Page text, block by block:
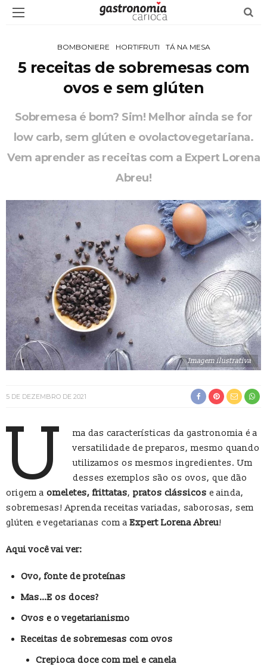
BOMBONIERE HORTIFRUTI TÁ NA MESA
5 receitas de sobremesas com
ovos e sem glúten
Sobremesa é bom? Sim! Melhor ainda se for
low carb, sem glúten e ovolactovegetariana.
Vem aprender as receitas com a Expert Lorena
Abreu!
Imagem ilustrativa
5 DE DEZEMBRO DE 2021
U
ma das características da gastronomia é a
versatilidade de preparos, mesmo quando
utilizamos os mesmos ingredientes. Um
desses exemplos são os ovos, que dão
origem a omeletes, frittatas, pratos clássicos e ainda,
sobremesas! Aprenda receitas variadas, saborosas, sem
glúten e vegetarianas com aExpert Lorena Abreu!
Aqui você vai ver:
Ovo, fonte de proteínas
Mas…E os doces?
Ovos e o vegetarianismo
Receitas de sobremesas com ovos
Crepioca doce com mel e canela